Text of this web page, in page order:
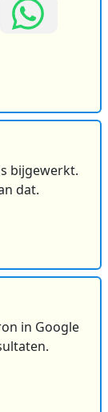
bijgewerkt.
dat.
in Google